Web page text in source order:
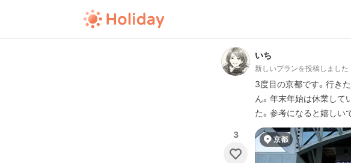
いち
新しいプランを投稿しました
3度目の京都です。行き
ん。年末年始は休業して
た。参考になると嬉しい
3 京都